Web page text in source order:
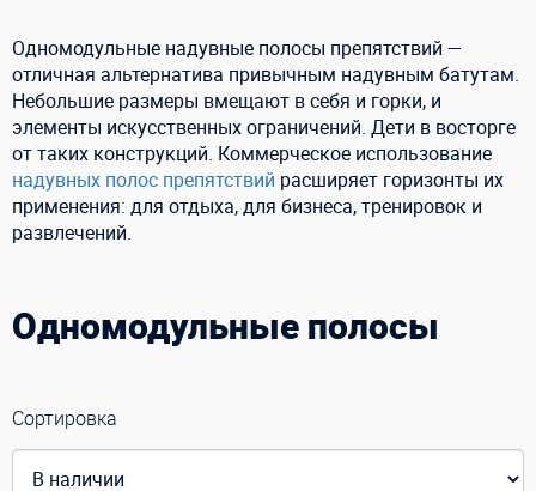
Одномодульные надувные полосы препятствий —
отличная альтернатива привычным надувным батутам.
Небольшие размеры вмещают в себя и горки, и
элементы искусственных ограничений. Дети в восторге
от таких конструкций. Коммерческое использование
надувных полос препятствий расширяет горизонты их
применения: для отдыха, для бизнеса, тренировок и
развлечений.
Одномодульные полосы
Сортировка